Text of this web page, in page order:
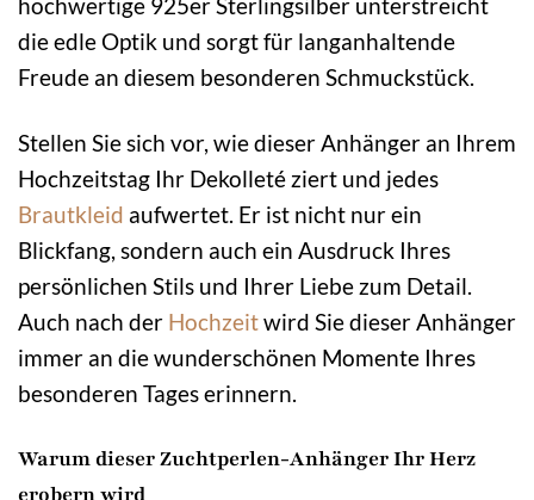
die edle Optik und sorgt für langanhaltende
Freude an diesem besonderen Schmuckstück.
Stellen Sie sich vor, wie dieser Anhänger an Ihrem
Hochzeitstag Ihr Dekolleté ziert und jedes
Brautkleid aufwertet. Er ist nicht nur ein
Blickfang, sondern auch ein Ausdruck Ihres
persönlichen Stils und Ihrer Liebe zum Detail.
Auch nach der Hochzeitwird Sie dieser Anhänger
immer an die wunderschönen Momente Ihres
besonderen Tages erinnern.
Warum dieser Zuchtperlen-Anhänger Ihr Herz
erobern wird